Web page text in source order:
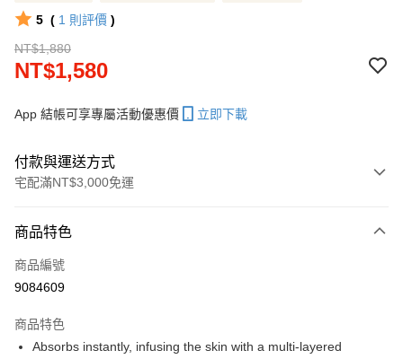
5 ( 1 則評價 )
NT$1,880
NT$1,580
App 結帳可享專屬活動優惠價 立即下載
付款與運送方式
宅配滿NT$3,000免運
信用卡一次付款
信用卡分期付款
合作金庫商業銀行
華南商業銀行
彰化商業銀行
商品特色
商品編號
9084609
商品特色
Absorbs instantly, infusing the skin with a multi-layered